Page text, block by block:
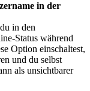
in der
in den
Status während
Option einschaltest,
und du selbst
als unsichtbarer